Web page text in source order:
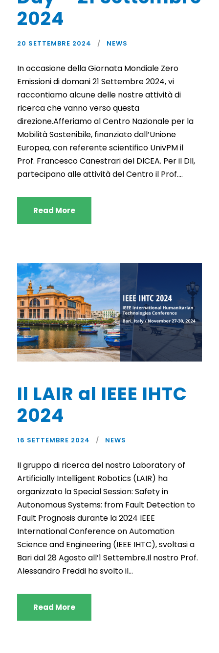
2024
20 SETTEMBRE 2024 NEWS
In occasione della Giornata Mondiale Zero
Emissioni di domani 21 Settembre 2024, vi
raccontiamo alcune delle nostre attività di
ricerca che vanno verso questa
direzione.Afferiamo al Centro Nazionale per la
Mobilità Sostenibile, finanziato dall’Unione
Europea, con referente scientifico UnivPM il
Prof. Francesco Canestrari del DICEA. Per il DII,
partecipano alle attività del Centro il Prof....
Read More
Il LAIR al IEEE IHTC
2024
16 SETTEMBRE 2024 NEWS
II gruppo di ricerca del nostro Laboratory of
Artificially Intelligent Robotics (LAIR) ha
organizzato la Special Session: Safety in
Autonomous Systems: from Fault Detection to
Fault Prognosis durante la 2024 IEEE
International Conference on Automation
Science and Engineering (IEEE IHTC), svoltasi a
Bari dal 28 Agosto all’1 Settembre.Il nostro Prof.
Alessandro Freddi ha svolto il...
Read More